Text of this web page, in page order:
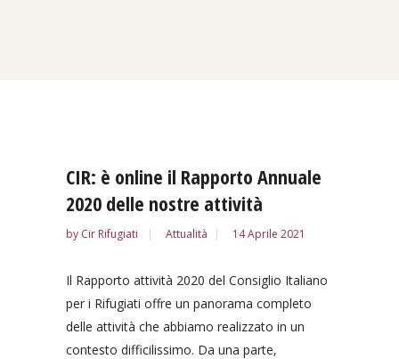
CIR: è online il Rapporto Annuale
2020 delle nostre attività
by Cir Rifugiati Attualità 14 Aprile 2021
Il Rapporto attività 2020 del Consiglio Italiano
per i Rifugiati offre un panorama completo
delle attività che abbiamo realizzato in un
contesto difficilissimo. Da una parte,